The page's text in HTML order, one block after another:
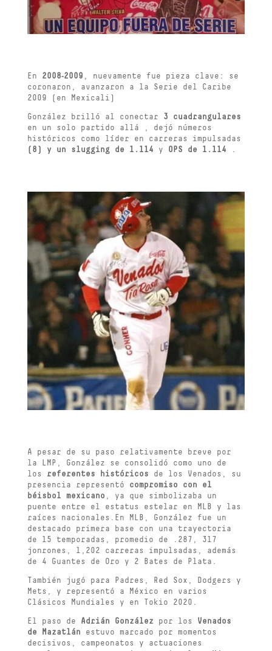
En 2008‑2009 , nuevamente fue pieza clave: se
coronaron, avanzaron a la Serie del Caribe
2009 (en Mexicali)
González brilló al conectar
3 cuadrangulares
en un solo partido allá , dejó números
históricos como líder en carreras impulsadas
(8) y un slugging de 1.114 y OPS de 1.114 .
A pesar de su paso relativamente breve por
la LMP, González se consolidó como uno de
los
referentes históricos
de los Venados, su
presencia representó
compromiso con el
béisbol mexicano , ya que simbolizaba un
puente entre el estatus estelar en MLB y las
raíces nacionales.En MLB, González fue un
destacado primera base con una trayectoria
de 15 temporadas, promedio de .287, 317
jonrones, 1,202 carreras impulsadas, además
de 4 Guantes de Oro y 2 Bates de Plata.
También jugó para Padres, Red Sox, Dodgers y
Mets, y representó a México en varios
Clásicos Mundiales y en Tokio 2020.
El paso de Adrián González por los
Venados
de Mazatlán estuvo marcado por momentos
decisivos, campeonatos y actuaciones